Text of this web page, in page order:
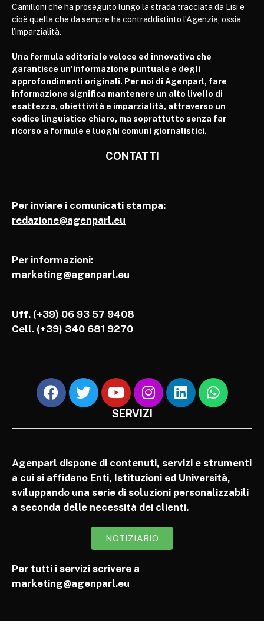
Camilloni che ha proseguito lungo la strada tracciata da Lisi e
cioè quella che da sempre ha contraddistinto l’Agenzia, ossia
l’imparzialità.
Una formula editoriale veloce ed innovativa che
garantisce un’informazione puntuale e degli
approfondimenti originali. Per noi di Agenparl, fare
informazione significa mantenere un alto livello di
esattezza, obiettività e imparzialità, attraverso un
codice linguistico chiaro, ma soprattutto senza far
ricorso a formule e luoghi comuni giornalistici.
CONTATTI
Per inviare i comunicati stampa:
redazione@agenparl.eu
Per informazioni:
marketing@agenparl.eu
Uff. (+39) 06 93 57 9408
Cell. (+39) 340 681 9270
SERVIZI
Agenparl dispone di contenuti, servizi e strumenti
a cui si affidano Enti, Istituzioni ed Università,
sviluppando una serie di soluzioni personalizzabili
a seconda delle necessità dei clienti.
NOTIZIARIO
Per tutti i servizi scrivere a
marketing@agenparl.eu